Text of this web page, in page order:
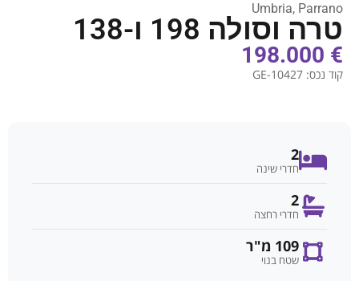
Umbria, Parrano
טרה וסולה 198 ו-138
€ 198.000
קוד נכס: GE-10427
2
חדרי שינה
2
חדרי רחצה
109 מ"ר
שטח בנוי